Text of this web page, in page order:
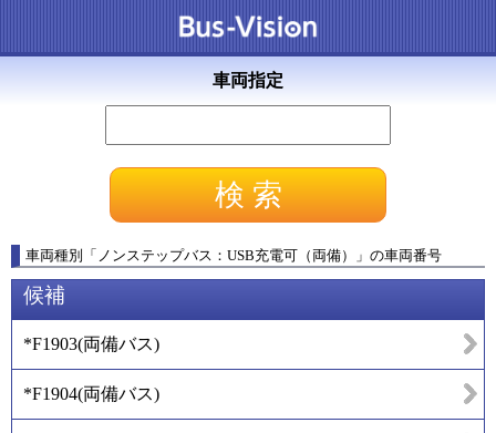
車両指定
車両種別 「 ノンステップバス：USB充電可（両備） 」 の車両番号
候補
*F1903(両備バス)
*F1904(両備バス)